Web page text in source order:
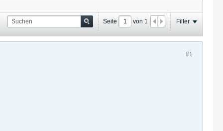
Seite von 1 Filter
#1